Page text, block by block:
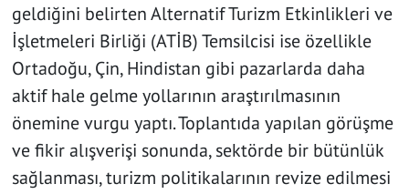
geldiğini belirten Alternatif Turizm Etkinlikleri ve
İşletmeleri Birliği (ATİB) Temsilcisi ise özellikle
Ortadoğu, Çin, Hindistan gibi pazarlarda daha
aktif hale gelme yollarının araştırılmasının
önemine vurgu yaptı. Toplantıda yapılan görüşme
ve fikir alışverişi sonunda, sektörde bir bütünlük
sağlanması, turizm politikalarının revize edilmesi